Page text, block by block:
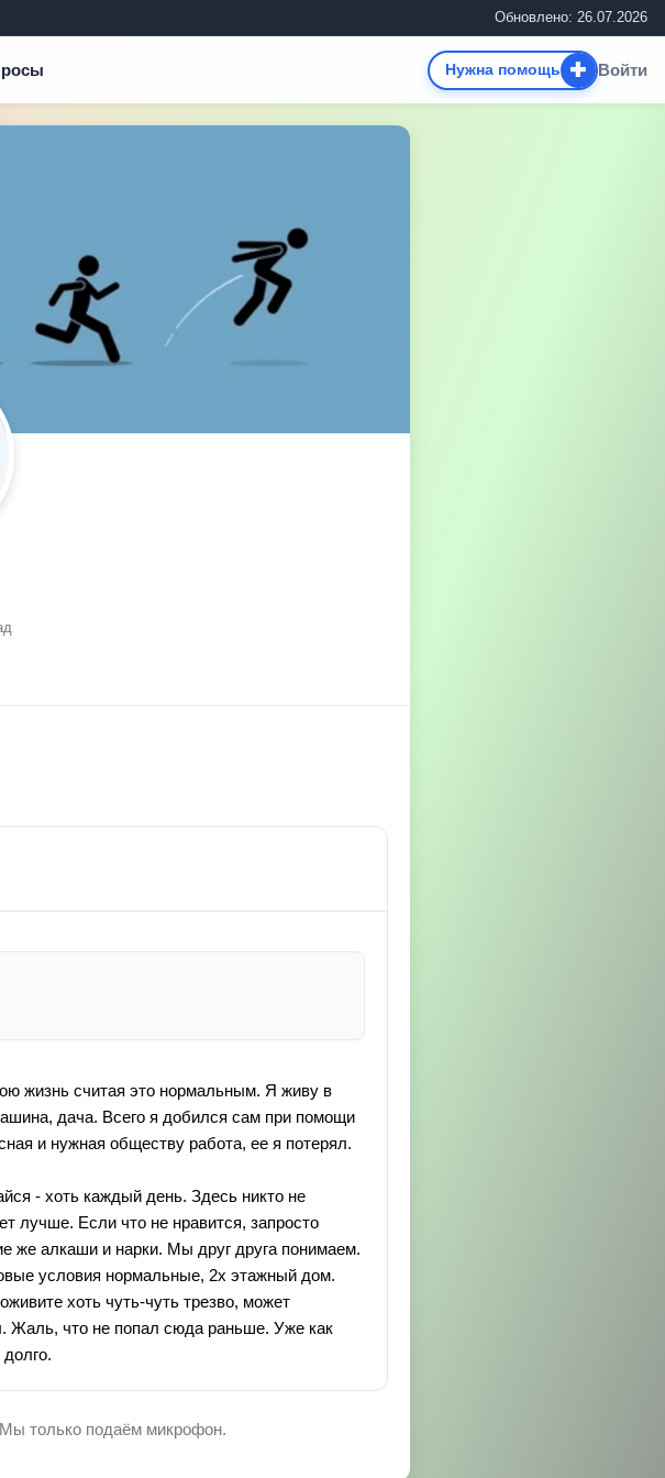
Обновлено: 26.07.2026
Нужна помощь ✚ Войти
жизнь считая это нормальным. Я живу в
дача. Всего я добился сам при помощи
и нужная обществу работа, ее я потерял.
- хоть каждый день. Здесь никто не
лучше. Если что не нравится, запросто
же алкаши и нарки. Мы друг друга понимаем.
условия нормальные, 2х этажный дом.
хоть чуть-чуть трезво, может
Жаль, что не попал сюда раньше. Уже как
Мы только подаём микрофон.